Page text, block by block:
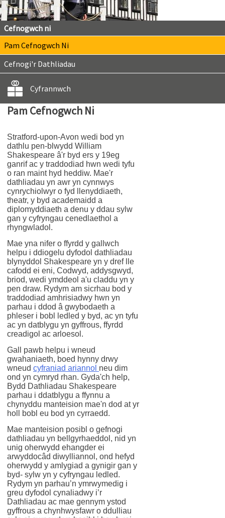
Cefnogwch ni
Pam Cefnogwch Ni
Cefnogi'r Dathliadau
Cyfrannwch
Pam Cefnogwch Ni
Stratford-upon-Avon wedi bod yn
dathlu pen-blwydd William
Shakespeare â'r byd ers y 19eg
ganrif ac y traddodiad hwn wedi tyfu
o ran maint hyd heddiw. Mae'r
dathliadau yn awr yn cynnwys
cynrychiolwyr o fyd llenyddiaeth,
theatr, y byd academaidd a
diplomyddiaeth a denu y ddau sylw
gan y cyfryngau cenedlaethol a
rhyngwladol.
Mae yna nifer o ffyrdd y gallwch
helpu i ddiogelu dyfodol dathliadau
blynyddol Shakespeare yn y dref lle
cafodd ei eni, Codwyd, addysgwyd,
briod, wedi ymddeol a'u claddu yn y
pen draw. Rydym am sicrhau bod y
traddodiad amhrisiadwy hwn yn
parhau i ddod â gwybodaeth a
phleser i bobl ledled y byd, ac yn tyfu
ac yn datblygu yn gyffrous, ffyrdd
creadigol ac arloesol.
Gall pawb helpu i wneud
gwahaniaeth, boed hynny drwy
wneud cyfraniad ariannol neu dim
ond yn cymryd rhan. Gyda'ch help,
Bydd Dathliadau Shakespeare
parhau i ddatblygu a ffynnu a
chynyddu manteision mae'n dod at yr
holl bobl eu bod yn cyrraedd.
Mae manteision posibl o gefnogi
dathliadau yn bellgyrhaeddol, nid yn
unig oherwydd ehangder ei
arwyddocâd diwylliannol, ond hefyd
oherwydd y amlygiad a gynigir gan y
byd- sylw yn y cyfryngau ledled.
Rydym yn parhau’n ymrwymedig i
greu dyfodol cynaliadwy i’r
Dathliadau ac mae gennym ystod
gyffrous a chynhwysfawr o ddulliau